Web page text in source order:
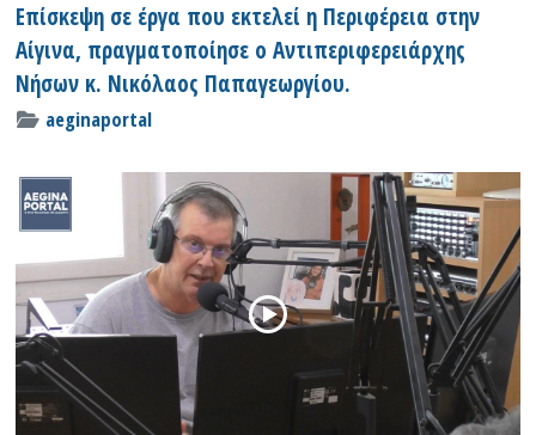
Επίσκεψη σε έργα που εκτελεί η Περιφέρεια στην
Αίγινα, πραγματοποίησε ο Αντιπεριφερειάρχης
Νήσων κ. Νικόλαος Παπαγεωργίου.
aeginaportal